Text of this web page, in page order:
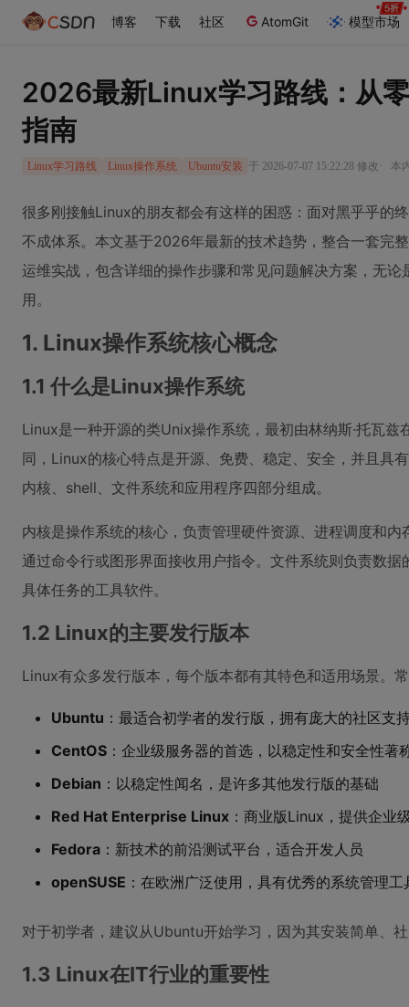
博客 下载 社区 AtomGit 模型市场
2026最新Linux学习路线：从
指南
Linux学习路线 Linux操作系统 Ubuntu安装 于 2026-07-07 15:22:28 修改 · 本
很多刚接触Linux的朋友都会有这样的困惑：面对黑乎乎的
不成体系。本文基于2026年最新的技术趋势，整合一套完
运维实战，包含详细的操作步骤和常见问题解决方案，无
用。
1. Linux操作系统核心概念
1.1 什么是Linux操作系统
Linux是一种开源的类Unix操作系统，最初由林纳斯·托瓦
同，Linux的核心特点是开源、免费、稳定、安全，并且具
内核、shell、文件系统和应用程序四部分组成。
内核是操作系统的核心，负责管理硬件资源、进程调度和
通过命令行或图形界面接收用户指令。文件系统则负责数
具体任务的工具软件。
1.2 Linux的主要发行版本
Linux有众多发行版本，每个版本都有其特色和适用场景。
Ubuntu ：最适合初学者的发行版，拥有庞大的社区支
CentOS ：企业级服务器的首选，以稳定性和安全性著
Debian ：以稳定性闻名，是许多其他发行版的基础
Red Hat Enterprise Linux ：商业版Linux，提供企业
Fedora ：新技术的前沿测试平台，适合开发人员
openSUSE ：在欧洲广泛使用，具有优秀的系统管理工
对于初学者，建议从Ubuntu开始学习，因为其安装简单、
1.3 Linux在IT行业的重要性